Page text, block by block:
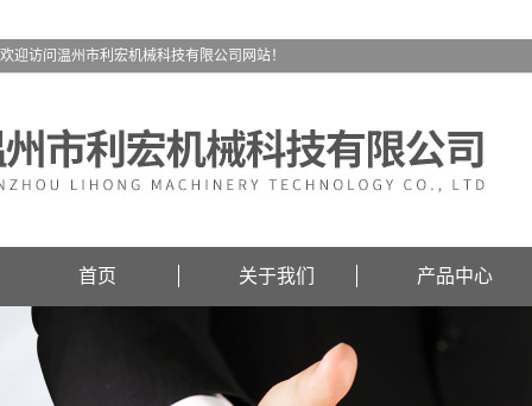
欢迎访问温州市利宏机械科技有限公司网站！
首页 关于我们 产品中心